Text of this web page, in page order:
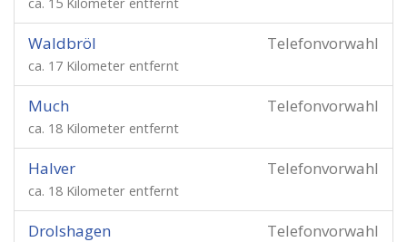
Telefonvorwahl
Waldbröl
ca. 17 Kilometer entfernt
Telefonvorwahl
Much
ca. 18 Kilometer entfernt
Telefonvorwahl
Halver
ca. 18 Kilometer entfernt
Telefonvorwahl
Drolshagen